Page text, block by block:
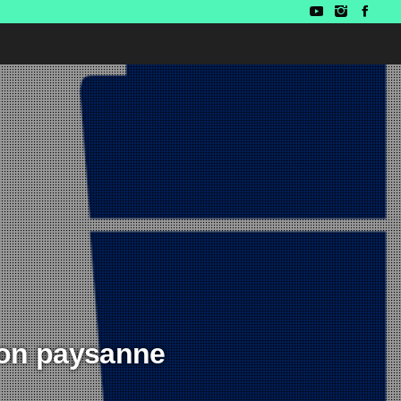
paysanne